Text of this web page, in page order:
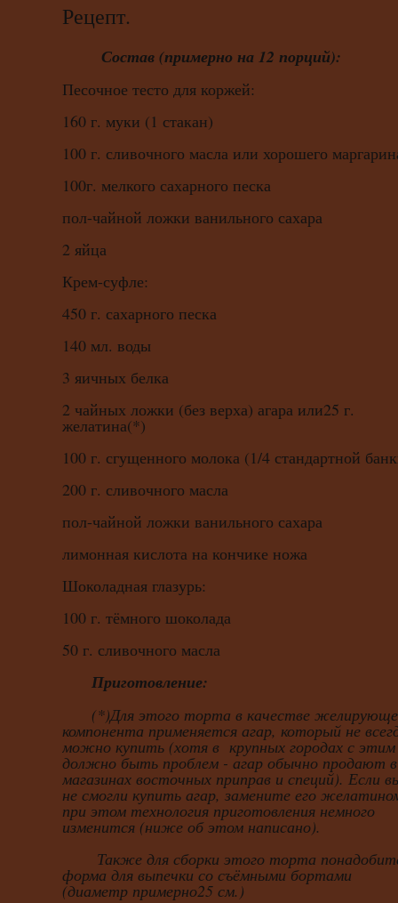
Рецепт.
Состав (примерно на 12 порций):
Песочное тесто для коржей:
160 г. муки (1 стакан)
100 г. сливочного масла или хорошего
100г. мелкого сахарного песка
пол-чайной ложки ванильного сахара
2 яйца
Крем-суфле:
450 г. сахарного песка
140 мл. воды
3 яичных белка
2 чайных ложки (без верха) агара или25 г.
желатина(*)
100 г. сгущенного молока (1/4 стандартной
200 г. сливочного масла
пол-чайной ложки ванильного сахара
лимонная кислота на кончике ножа
Шоколадная глазурь:
100 г. тёмного шоколада
50 г. сливочного масла
Приготовление:
(*)Для этого торта в качестве
компонента применяется агар, который не
можно купить (хотя в крупных городах с этим
должно быть проблем - агар обычно продают в
магазинах восточных приправ и специй). Если
не смогли купить агар, замените его
при этом технология приготовления немного
изменится (ниже об этом написано).
Также для сборки этого торта
форма для выпечки со съёмными бортами
(диаметр примерно25 см.)